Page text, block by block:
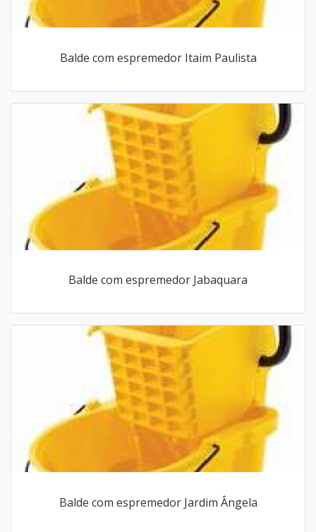
Balde com espremedor Itaim Paulista
Balde com espremedor Jabaquara
Balde com espremedor Jardim Ângela